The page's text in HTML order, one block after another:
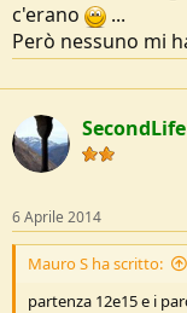
c'erano
...
Però nessuno mi
SecondLife
6 Aprile 2014
Mauro S ha scritto:
partenza 12e15 e i